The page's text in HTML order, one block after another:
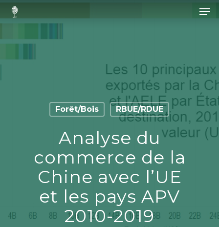
Forêt/Bois RBUE/RDUE
Analyse du
commerce de la
Chine avec l’UE
et les pays APV
2010-2019